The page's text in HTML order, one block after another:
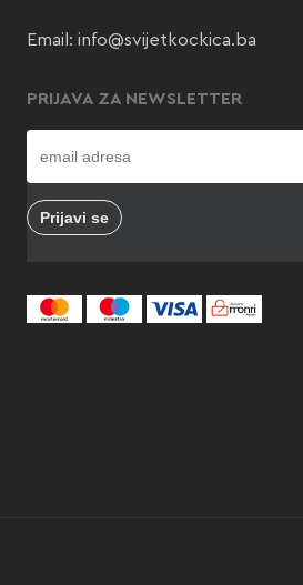
Email: info@svijetkockica.ba
PRIJAVA ZA NEWSLETTER